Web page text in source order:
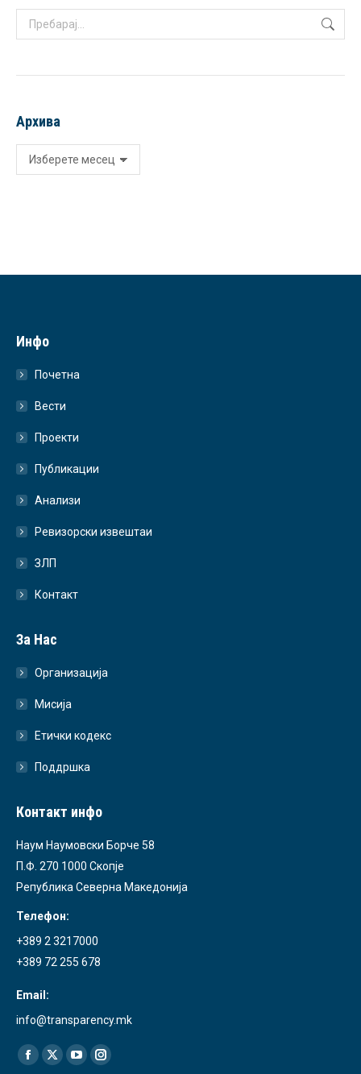
Search:
Архива
Архива
Инфо
Почетна
Вести
Проекти
Публикации
Анализи
Ревизорски извештаи
ЗЛП
Контакт
За Нас
Организација
Мисија
Етички кодекс
Поддршка
Контакт инфо
Наум Наумовски Борче 58
П.Ф. 270 1000 Скопје
Република Северна Македонија
Телефон:
+389 2 3217000
+389 72 255 678
Email:
info@transparency.mk
Find us on:
Facebook
X YouTubeInstagram